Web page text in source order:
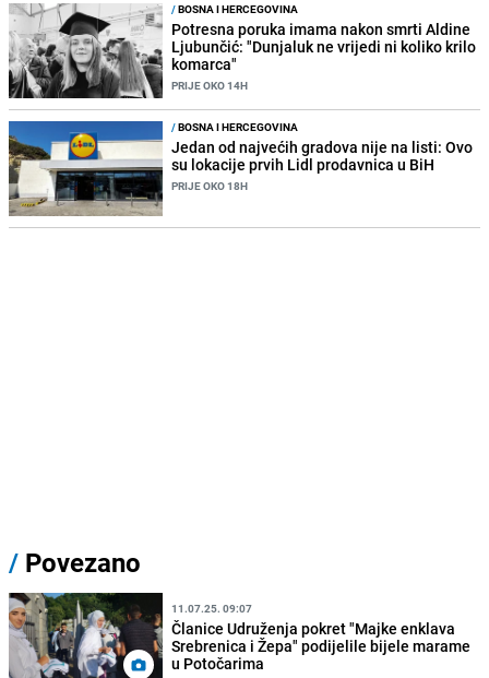
/BOSNA I HERCEGOVINA
Potresna poruka imama nakon smrti Aldine
Ljubunčić: "Dunjaluk ne vrijedi ni koliko krilo
komarca"
PRIJE OKO 14H
/BOSNA I HERCEGOVINA
Jedan od najvećih gradova nije na listi: Ovo
su lokacije prvih Lidl prodavnica u BiH
PRIJE OKO 18H
/ Povezano
11.07.25. 09:07
Članice Udruženja pokret "Majke enklava
Srebrenica i Žepa" podijelile bijele marame
u Potočarima